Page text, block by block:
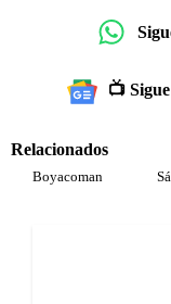
📺
Relacionados
Boyacoman